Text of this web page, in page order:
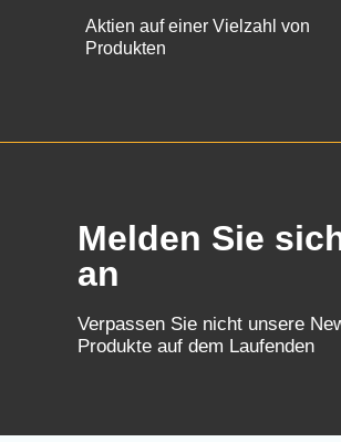
Aktien auf einer Vielzahl von
Produkten
Melden Sie
an
Verpassen Sie nicht unsere
Produkte auf dem Laufenden